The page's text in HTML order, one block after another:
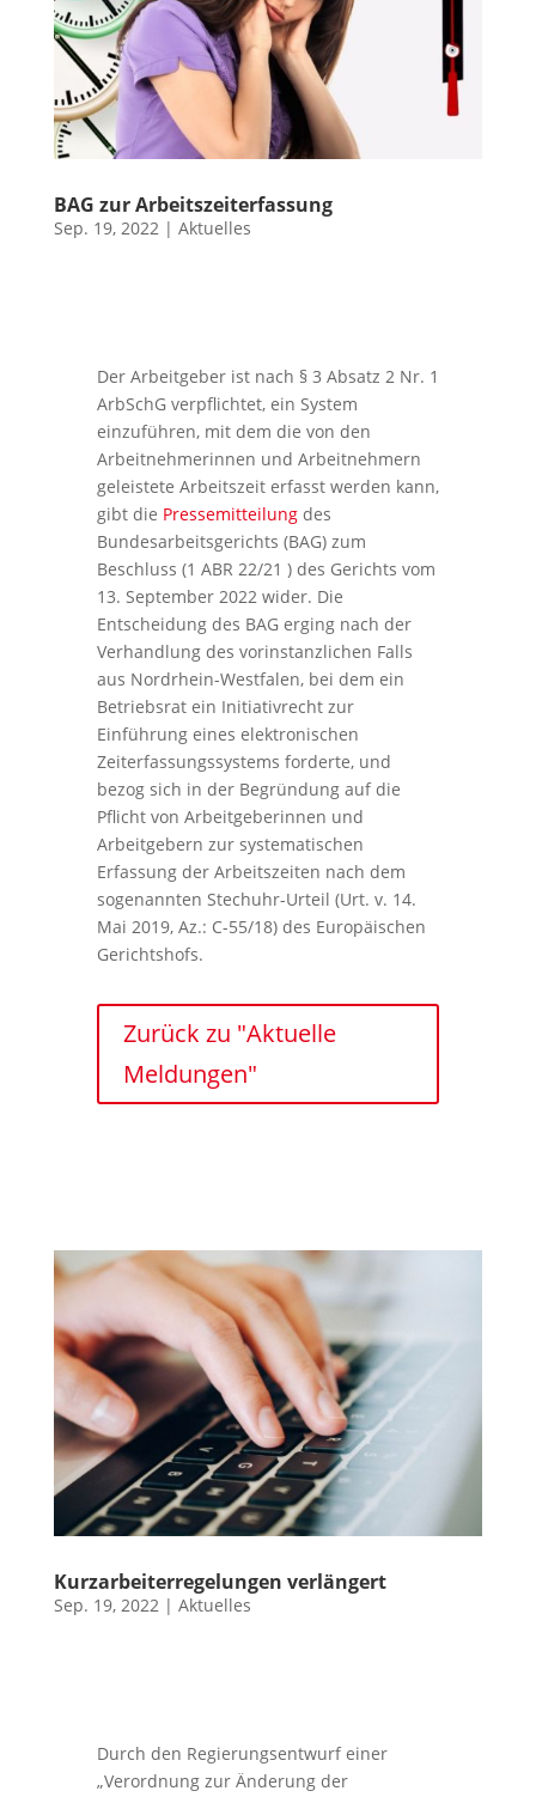
BAG zur Arbeitszeiterfassung
Sep. 19, 2022| Aktuelles
Der Arbeitgeber ist nach § 3 Absatz 2 Nr. 1
ArbSchG verpflichtet, ein System
einzuführen, mit dem die von den
Arbeitnehmerinnen und Arbeitnehmern
geleistete Arbeitszeit erfasst werden kann,
gibt die Pressemitteilungdes
Bundesarbeitsgerichts (BAG) zum
Beschluss (1 ABR 22/21 ) des Gerichts vom
13. September 2022 wider. Die
Entscheidung des BAG erging nach der
Verhandlung des vorinstanzlichen Falls
aus Nordrhein-Westfalen, bei dem ein
Betriebsrat ein Initiativrecht zur
Einführung eines elektronischen
Zeiterfassungssystems forderte, und
bezog sich in der Begründung auf die
Pflicht von Arbeitgeberinnen und
Arbeitgebern zur systematischen
Erfassung der Arbeitszeiten nach dem
sogenannten Stechuhr-Urteil (Urt. v. 14.
Mai 2019, Az.: C-55/18) des Europäischen
Gerichtshofs.
Zurück zu "Aktuelle
Meldungen"
Kurzarbeiterregelungen verlängert
Sep. 19, 2022| Aktuelles
Durch den Regierungsentwurf einer
„Verordnung zur Änderung der